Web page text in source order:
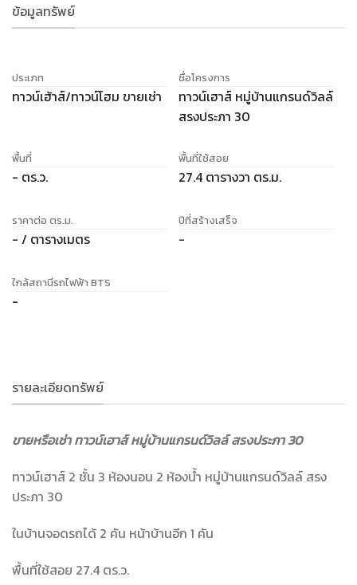
ข้อมูลทรัพย์
ประเภท
ทาวน์เฮ้าส์/ทาวน์โฮม ขายเช่า
ชื่อโครงการ
ทาวน์เฮาส์ หมู่บ้านแกรนด์วิลล์
สรงประภา 30
พื้นที่
- ตร.ว.
พื้นที่ใช้สอย
27.4 ตารางวา ตร.ม.
ราคาต่อ ตร.ม.
- / ตารางเมตร
ปีที่สร้างเสร็จ
-
ใกล้สถานีรถไฟฟ้า BTS
-
รายละเอียดทรัพย์
ขายหรือเช่า ทาวน์เฮาส์ หมู่บ้านแกรนด์วิลล์ สรงประภา 30
ทาวน์เฮาส์ 2 ชั้น 3 ห้องนอน 2 ห้องน้ำ หมู่บ้านแกรนด์วิลล์ สรง
ประภา 30
ในบ้านจอดรถได้ 2 คัน หน้าบ้านอีก 1 คัน
พื้นที่ใช้สอย 27.4 ตร.ว.